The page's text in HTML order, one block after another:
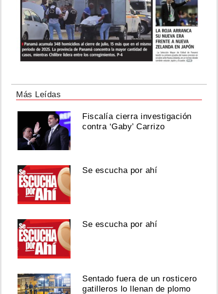
Más Leídas
Fiscalía cierra investigación
contra ‘Gaby’ Carrizo
Se escucha por ahí
Se escucha por ahí
Sentado fuera de un rosticero
gatilleros lo llenan de plomo